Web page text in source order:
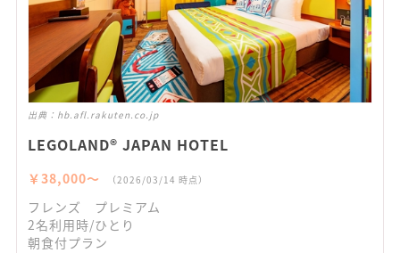
出典： hb.afl.rakuten.co.jp
LEGOLAND® JAPAN HOTEL
￥38,000〜 （2026/03/14 時点）
フレンズ プレミアム
2名利用時/ひとり
朝食付プラン